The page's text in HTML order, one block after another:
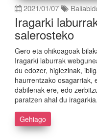
2021/01/07
Iragarki
salerosteko
Gero eta ohikoagoak
Iragarki laburrak
du edozer, higiezinak,
haurrentzako osagarriak,
dabilenak ere, edo
paratzen ahal du iragarkia.
Gehiago